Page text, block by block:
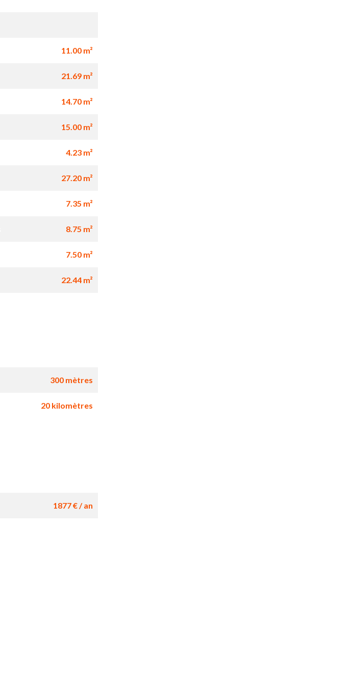
11.00 m²
21.69 m²
14.70 m²
15.00 m²
4.23 m²
27.20 m²
7.35 m²
8.75 m²
7.50 m²
22.44 m²
300 mètres
20 kilomètres
1877 € / an